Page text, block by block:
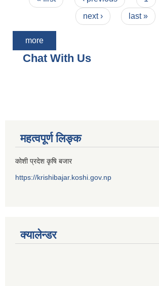
next ›
last »
more
Chat With Us
महत्वपूर्ण लिङ्क
कोशी प्रदेश कृषि बजार
https://krishibajar.koshi.gov.np
क्यालेन्डर